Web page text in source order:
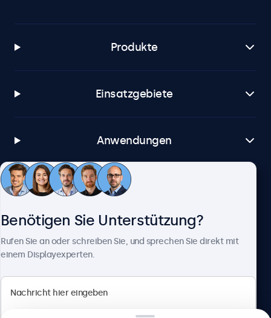
Produkte
Einsatzgebiete
Anwendungen
Kundenservice
Benötigen Sie Unterstützung?
Rufen Sie an oder schreiben Sie, und sprechen Sie direkt mit
einem Displayexperten.